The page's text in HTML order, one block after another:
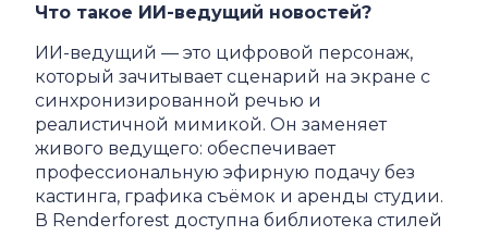
Что такое ИИ-ведущий новостей?
ИИ-ведущий — это цифровой персонаж,
который зачитывает сценарий на экране с
синхронизированной речью и
реалистичной мимикой. Он заменяет
живого ведущего: обеспечивает
профессиональную эфирную подачу без
кастинга, графика съёмок и аренды студии.
В Renderforest доступна библиотека стилей